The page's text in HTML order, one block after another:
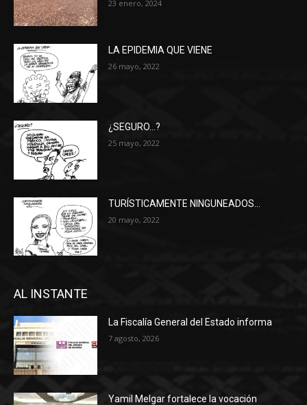
23 enero, 2024
LA EPIDEMIA QUE VIENE
26 mayo, 2022
¿SEGURO…?
25 mayo, 2022
TURÍSTICAMENTE NINGUNEADOS…
20 mayo, 2022
AL INSTANTE
La Fiscalía General del Estado informa
7 agosto, 2026
Yamil Melgar fortalece la vocación